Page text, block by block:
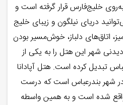
خلیج‌فارس قرار گرفته است و
دریای نیلگون و زیبای خلیج
اتاق‌های دلباز، خوش‌مسیر بودن
شهر این هتل را به یکی از
تبدیل کرده است. هتل آپادانا
شهر بندرعباس است که درست
شده است و به همین واسطه